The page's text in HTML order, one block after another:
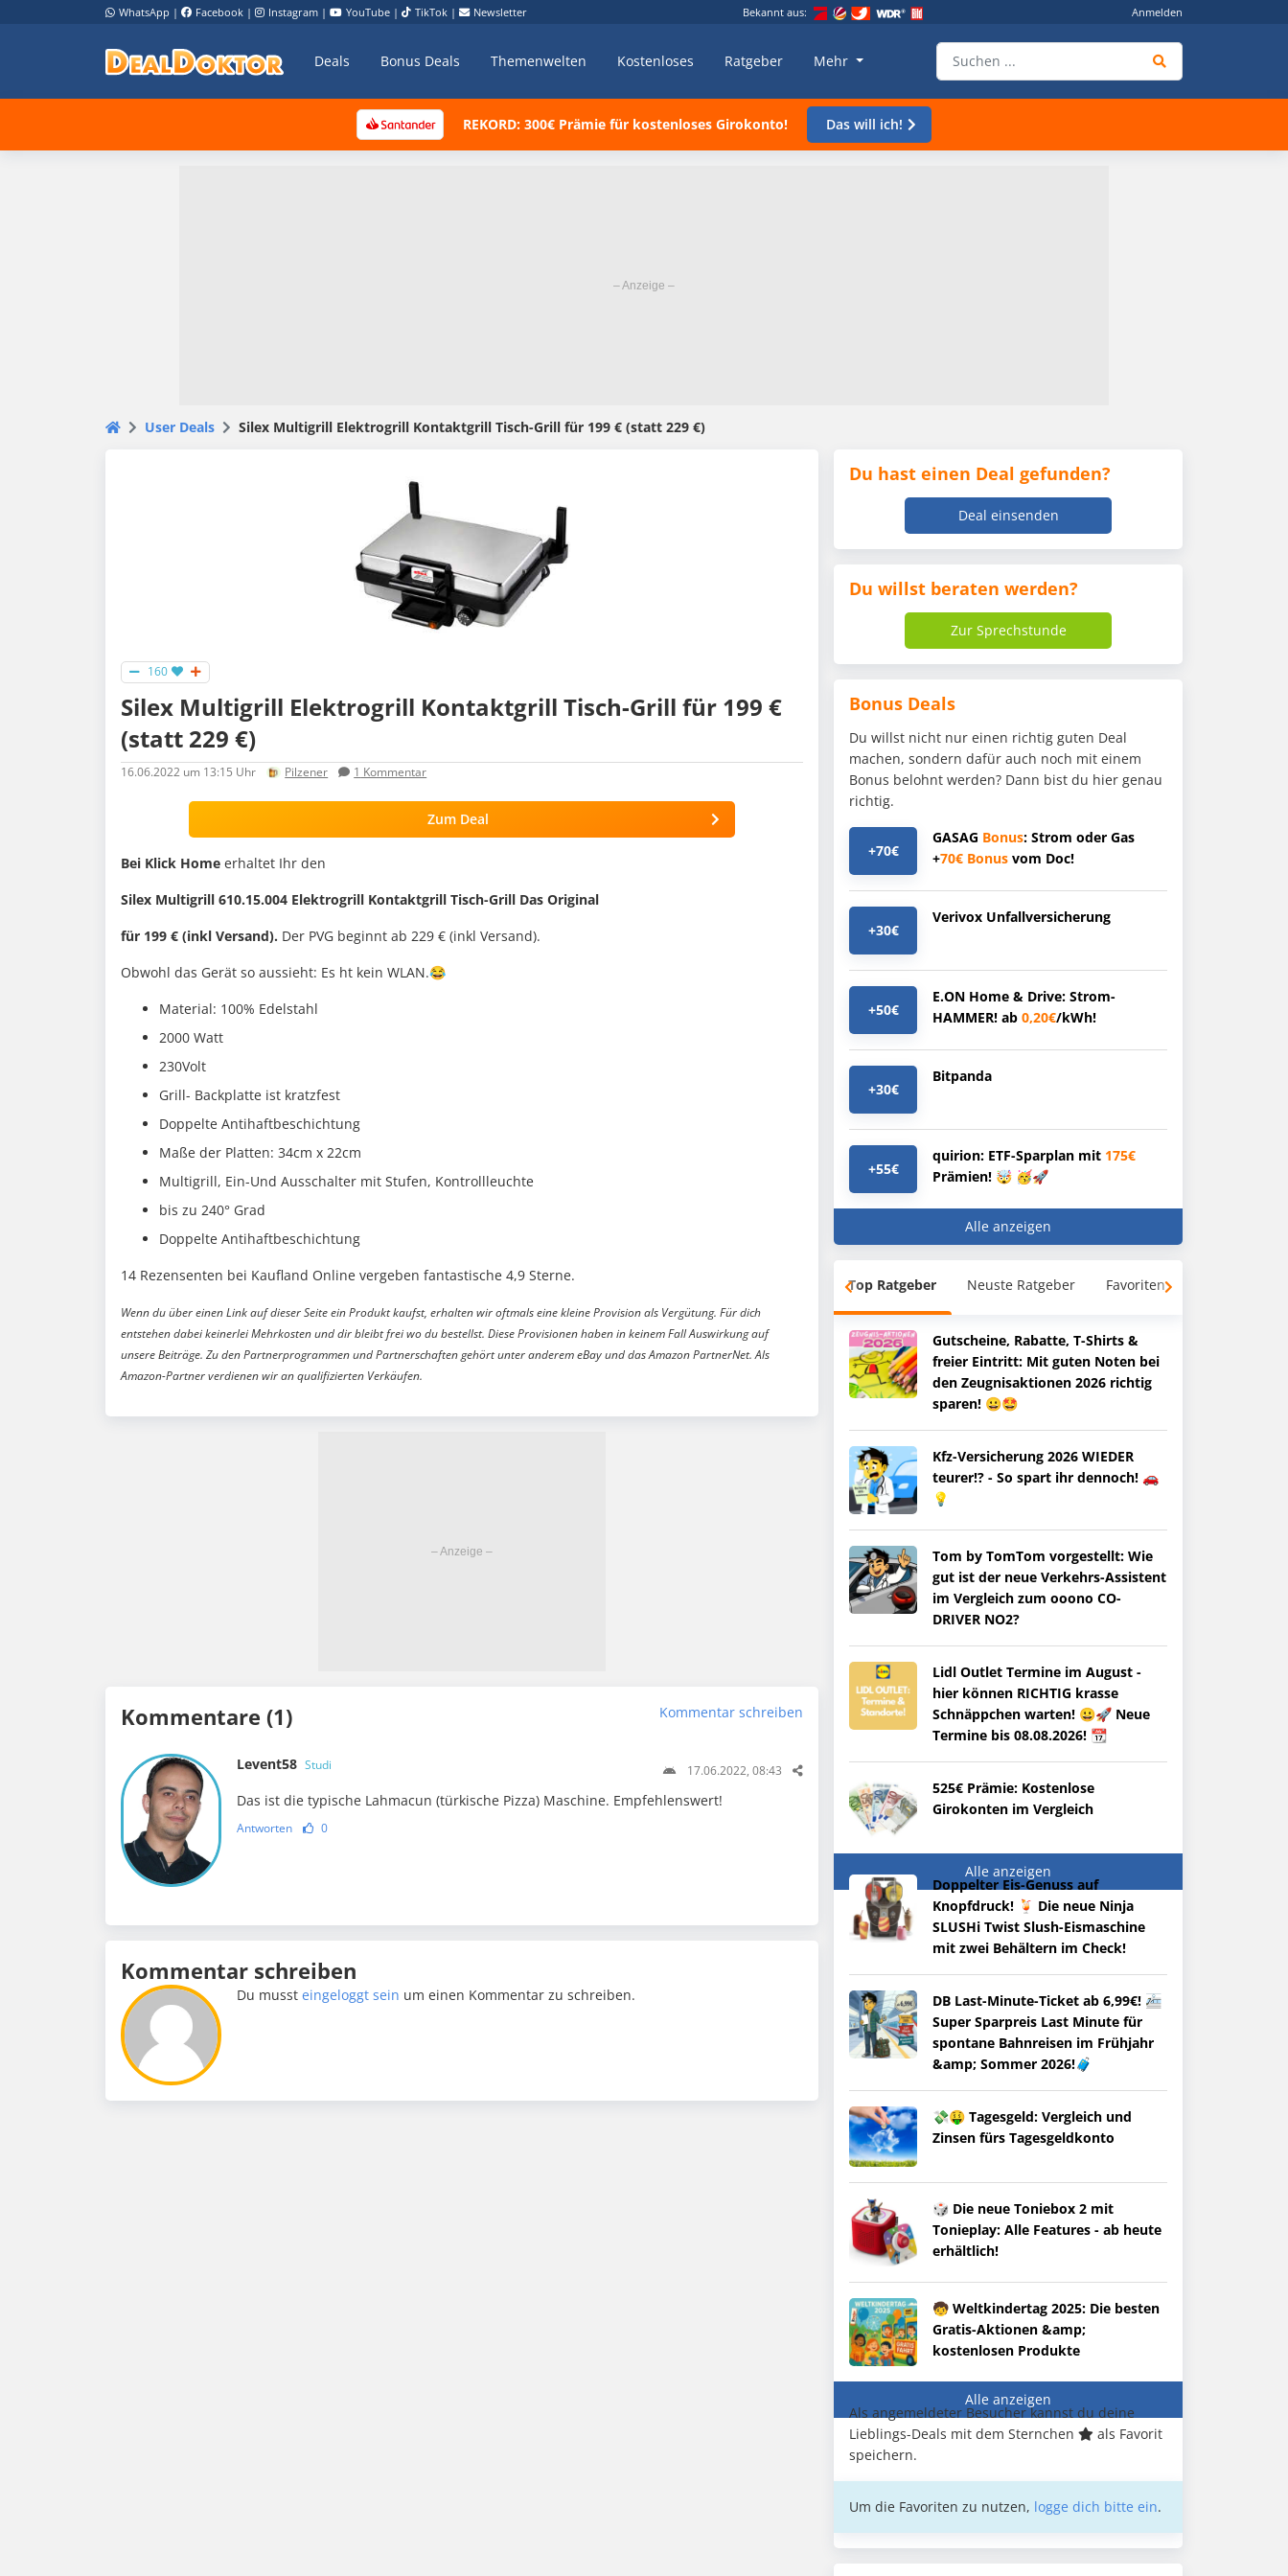
WhatsApp | Facebook | Instagram | YouTube | TikTok | Newsletter Bekannt aus: Anmelden
Deals Bonus Deals Themenwelten Kostenloses Ratgeber Mehr
REKORD: 300€ Prämie für kostenloses Girokonto! Das will ich!
User Deals Silex Multigrill Elek­tro­grill Kon­takt­grill Tisch-Grill für 199 € (statt 229 €)
160
Silex Multigrill Elek­tro­grill Kon­takt­grill Tisch-Grill für 199 €
(statt 229 €)
16.06.2022 um 13:15 Uhr Pilzener 1 Kommentar
Zum Deal
Bei Klick Home erhaltet Ihr den
Silex Multigrill 610.15.004 Elektrogrill Kontaktgrill Tisch-Grill Das Original
für 199 € (inkl Versand). Der PVG beginnt ab 229 € (inkl Versand).
Obwohl das Gerät so aussieht: Es ht kein WLAN.😂
Material: 100% Edelstahl
2000 Watt
230Volt
Grill- Backplatte ist kratzfest
Doppelte Antihaftbeschichtung
Maße der Platten: 34cm x 22cm
Multigrill, Ein-Und Ausschalter mit Stufen, Kontrollleuchte
bis zu 240° Grad
Doppelte Antihaftbeschichtung
14 Rezensenten bei Kaufland Online vergeben fantastische 4,9 Sterne.
Wenn du über einen Link auf dieser Seite ein Produkt kaufst, erhalten wir oftmals eine kleine Provision als Vergütung. Für dich
entstehen dabei keinerlei Mehrkosten und dir bleibt frei wo du bestellst. Diese Provisionen haben in keinem Fall Auswirkung auf
unsere Beiträge. Zu den Partnerprogrammen und Partnerschaften gehört unter anderem eBay und das Amazon PartnerNet. Als
Amazon-Partner verdienen wir an qualifizierten Verkäufen.
Kommentare (1) Kommentar schreiben
Levent58 Studi 17.06.2022, 08:43
Das ist die typische Lahmacun (türkische Pizza) Maschine. Empfehlenswert!
Antworten 0
Kommentar schreiben
Du mussteingeloggt sein um einen Kommentar zu schreiben.
Du hast einen Deal gefunden?
Deal einsenden
Du willst beraten werden?
Zur Sprechstunde
Bonus Deals
Du willst nicht nur einen richtig guten Deal
machen, sondern dafür auch noch mit einem
Bonus belohnt werden? Dann bist du hier genau
richtig.
+70€
GASAG Bonus: Strom oder Gas
+70€ Bonus vom Doc!
+30€
Verivox Unfallversicherung
+50€
E.ON Home & Drive: Strom-
HAMMER! ab 0,20€/kWh!
+30€
Bitpanda
+55€
quirion: ETF-Sparplan mit 175€
Prämien! 🤯 🥳🚀
Alle anzeigen
Top Ratgeber Neuste Ratgeber Favoriten
Gutscheine, Rabatte, T-Shirts &
freier Eintritt: Mit guten Noten bei
den Zeugnisaktionen 2026 richtig
sparen! 😀🤩
Kfz-Versicherung 2026 WIEDER
teurer!? - So spart ihr dennoch! 🚗
💡
Tom by TomTom vorgestellt: Wie
gut ist der neue Verkehrs-Assistent
im Vergleich zum ooono CO-
DRIVER NO2?
Lidl Outlet Termine im August -
hier können RICHTIG krasse
Schnäppchen warten! 😀🚀 Neue
Termine bis 08.08.2026! 📆
525€ Prämie: Kostenlose
Girokonten im Vergleich
Alle anzeigen
Doppelter Eis-Genuss auf
Knopfdruck! 🍹 Die neue Ninja
SLUSHi Twist Slush-Eismaschine
mit zwei Behältern im Check!
DB Last-Minute-Ticket ab 6,99€! 🚈
Super Sparpreis Last Minute für
spontane Bahnreisen im Frühjahr
&amp; Sommer 2026!🧳
💸🤑 Tagesgeld: Vergleich und
Zinsen fürs Tagesgeldkonto
🎲 Die neue Toniebox 2 mit
Tonieplay: Alle Features - ab heute
erhältlich!
🧒 Weltkindertag 2025: Die besten
Gratis-Aktionen &amp;
kostenlosen Produkte
Alle anzeigen
Als angemeldeter Besucher kannst du deine
Lieblings-Deals mit dem Sternchen
als Favorit
speichern.
Um die Favoriten zu nutzen, logge dich bitte ein.